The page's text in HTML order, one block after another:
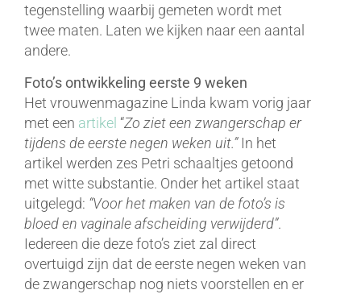
tegenstelling waarbij gemeten wordt met
twee maten. Laten we kijken naar een aantal
andere.
Foto’s ontwikkeling eerste 9 weken
Het vrouwenmagazine Linda kwam vorig jaar
met een artikel “Zo ziet een zwangerschap er
tijdens de eerste negen weken uit.”In het
artikel werden zes Petri schaaltjes getoond
met witte substantie. Onder het artikel staat
uitgelegd: “Voor het maken van de foto’s is
bloed en vaginale afscheiding verwijderd”.
Iedereen die deze foto’s ziet zal direct
overtuigd zijn dat de eerste negen weken van
de zwangerschap nog niets voorstellen en er